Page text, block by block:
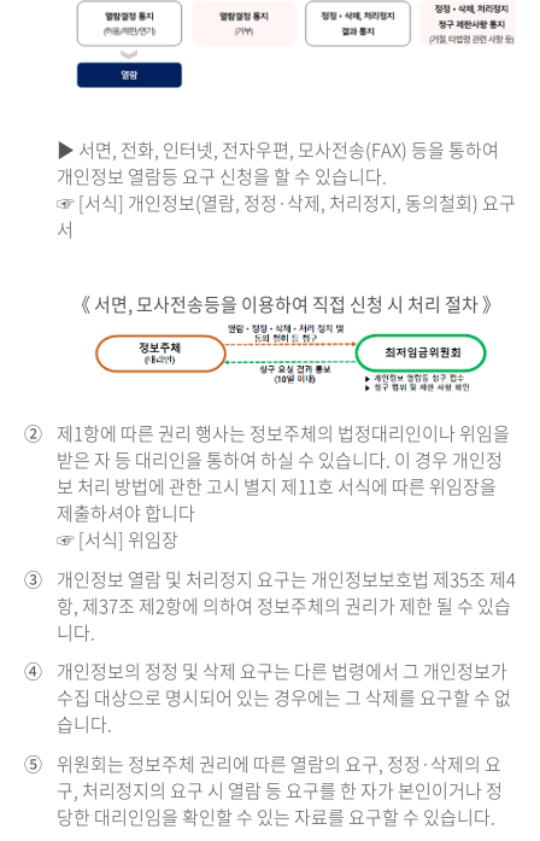
▶ 서면, 전화, 인터넷, 전자우편, 모사전송(FAX) 등을 통하여
개인정보 열람등 요구 신청을 할 수 있습니다.
☞ [서식] 개인정보(열람, 정정·삭제, 처리정지, 동의철회) 요구
서
《 서면, 모사전송등을 이용하여 직접 신청 시 처리 절차 》
② 제1항에 따른 권리 행사는 정보주체의 법정대리인이나 위임을
받은 자 등 대리인을 통하여 하실 수 있습니다. 이 경우 개인정
보 처리 방법에 관한 고시 별지 제11호 서식에 따른 위임장을
제출하셔야 합니다
☞ [서식] 위임장
③ 개인정보 열람 및 처리정지 요구는 개인정보보호법 제35조 제4
항, 제37조 제2항에 의하여 정보주체의 권리가 제한 될 수 있습
니다.
④ 개인정보의 정정 및 삭제 요구는 다른 법령에서 그 개인정보가
수집 대상으로 명시되어 있는 경우에는 그 삭제를 요구할 수 없
습니다.
⑤ 위원회는 정보주체 권리에 따른 열람의 요구, 정정·삭제의 요
구, 처리정지의 요구 시 열람 등 요구를 한 자가 본인이거나 정
당한 대리인임을 확인할 수 있는 자료를 요구할 수 있습니다.